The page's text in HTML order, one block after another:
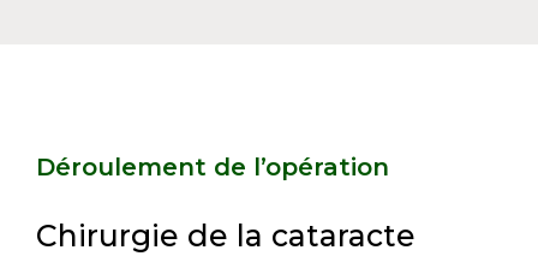
Déroulement de l’opération
Chirurgie de la cataracte